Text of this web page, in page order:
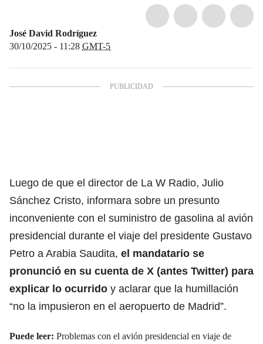
José David Rodríguez
30/10/2025 - 11:28 GMT-5
Luego de que el director de La W Radio, Julio
Sánchez Cristo, informara sobre un presunto
inconveniente con el suministro de gasolina al avión
presidencial durante el viaje del presidente Gustavo
Petro a Arabia Saudita, el mandatario se
pronunció en su cuenta de X (antes Twitter) para
explicar lo ocurrido y aclarar que la humillación
“no la impusieron en el aeropuerto de Madrid”.
Puede leer: Problemas con el avión presidencial en viaje de